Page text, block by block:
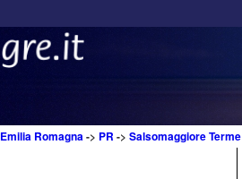
Emilia Romagna-> PR -> Salsomaggiore Terme